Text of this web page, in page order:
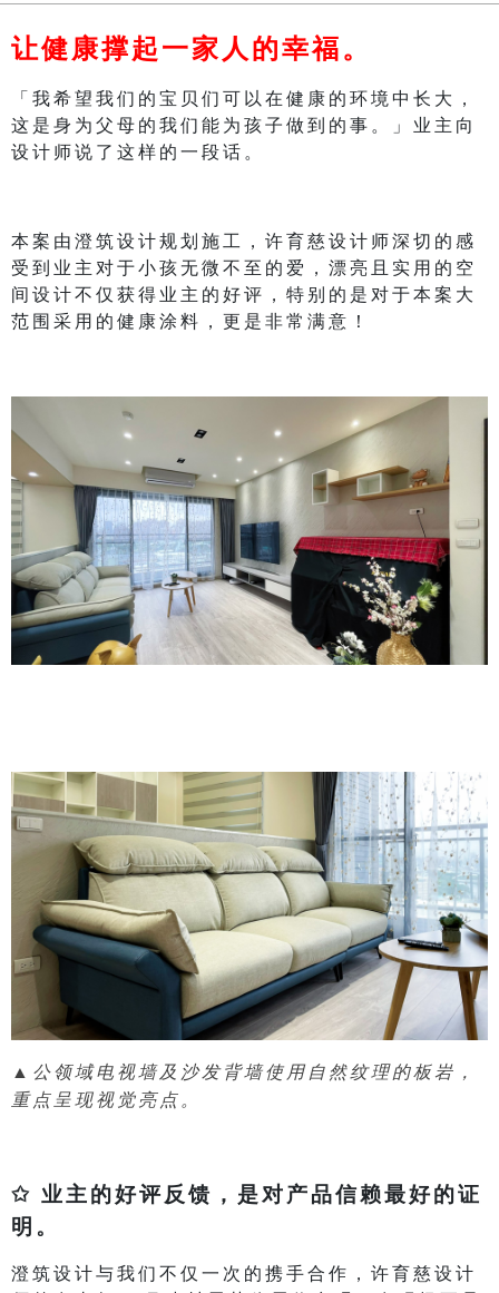
让健康撑起一家人的幸福。
「我希望我们的宝贝们可以在健康的环境中长大，
这是身为父母的我们能为孩子做到的事。」业主向
设计师说了这样的一段话。
本案由澄筑设计规划施工，许育慈设计师深切的感
受到业主对于小孩无微不至的爱，漂亮且实用的空
间设计不仅获得业主的好评，特别的是对于本案大
范围采用的健康涂料，更是非常满意！
▲公领域电视墙及沙发背墙使用自然纹理的板岩，
重点呈现视觉亮点。
✩ 业主的好评反馈，是对产品信赖最好的证
明。
澄筑设计与我们不仅一次的携手合作，许育慈设计